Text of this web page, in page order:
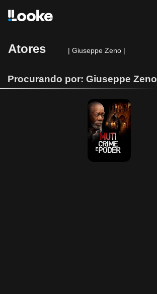
Atores | Giuseppe Zeno |
Procurando por: Giuseppe Zeno
MUTI - Crime e
Poder